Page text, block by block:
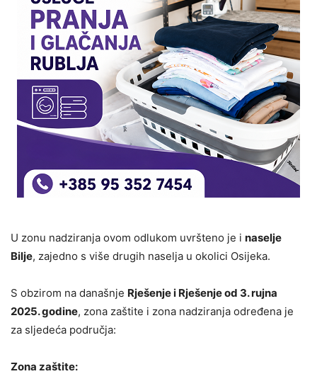
U zonu nadziranja ovom odlukom uvršteno je i naselje
Bilje, zajedno s više drugih naselja u okolici Osijeka.
S obzirom na današnje Rješenje i Rješenje od 3. rujna
2025. godine, zona zaštite i zona nadziranja određena je
za sljedeća područja:
Zona zaštite: